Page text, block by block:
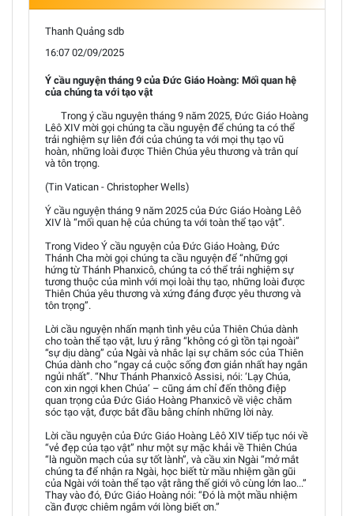
Thanh Quảng sdb
16:07 02/09/2025
Ý cầu nguyện tháng 9 của Đức Giáo Hoàng: Mối quan hệ
của chúng ta với tạo vật
Trong ý cầu nguyện tháng 9 năm 2025, Đức Giáo Hoàng
Lêô XIV mời gọi chúng ta cầu nguyện để chúng ta có thể
trải nghiệm sự liên đới của chúng ta với mọi thụ tạo vũ
hoàn, những loài được Thiên Chúa yêu thương và trân quí
và tôn trọng.
(Tin Vatican - Christopher Wells)
Ý cầu nguyện tháng 9 năm 2025 của Đức Giáo Hoàng Lêô
XIV là “mối quan hệ của chúng ta với toàn thể tạo vật”.
Trong Video Ý cầu nguyện của Đức Giáo Hoàng, Đức
Thánh Cha mời gọi chúng ta cầu nguyện để “những gợi
hứng từ Thánh Phanxicô, chúng ta có thể trải nghiệm sự
tương thuộc của mình với mọi loài thụ tạo, những loài được
Thiên Chúa yêu thương và xứng đáng được yêu thương và
tôn trọng”.
Lời cầu nguyện nhấn mạnh tình yêu của Thiên Chúa dành
cho toàn thể tạo vật, lưu ý rằng “không có gì tồn tại ngoài”
“sự dịu dàng” của Ngài và nhắc lại sự chăm sóc của Thiên
Chúa dành cho “ngay cả cuộc sống đơn giản nhất hay ngắn
ngủi nhất”. “Như Thánh Phanxicô Assisi, nói: ‘Lạy Chúa,
con xin ngợi khen Chúa’ – cũng ám chỉ đến thông điệp
quan trọng của Đức Giáo Hoàng Phanxicô về việc chăm
sóc tạo vật, được bắt đầu bằng chính những lời này.
Lời cầu nguyện của Đức Giáo Hoàng Lêô XIV tiếp tục nói về
“vẻ đẹp của tạo vật” như một sự mặc khải về Thiên Chúa
“là nguồn mạch của sự tốt lành”, và cầu xin Ngài “mở mắt
chúng ta để nhận ra Ngài, học biết từ mầu nhiệm gần gũi
của Ngài với toàn thể tạo vật rằng thế giới vô cùng lớn lao...”
Thay vào đó, Đức Giáo Hoàng nói: “Đó là một mầu nhiệm
cần được chiêm ngắm với lòng biết ơn.”